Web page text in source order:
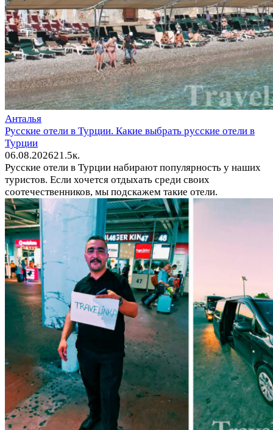
Анталья
Русские отели в Турции. Какие выбрать русские отели в
Турции
06.08.202621.5к.
Русские отели в Турции набирают популярность у наших
туристов. Если хочется отдыхать среди своих
соотечественников, мы подскажем такие отели.